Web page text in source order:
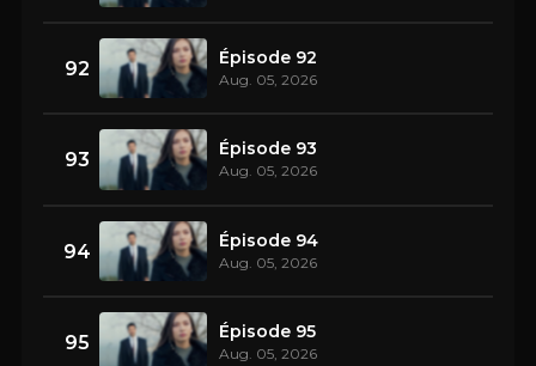
92 Épisode 92
Aug. 05, 2026
93 Épisode 93
Aug. 05, 2026
94 Épisode 94
Aug. 05, 2026
95 Épisode 95
Aug. 05, 2026